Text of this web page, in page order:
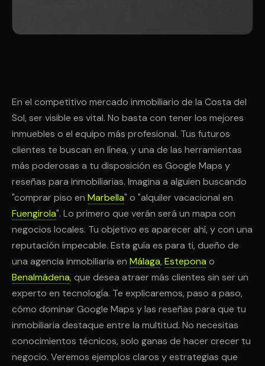
En el competitivo mercado inmobiliario de la Costa del
Sol, ser visible es vital. No basta con tener los mejores
inmuebles o el equipo más profesional. Tus futuros
clientes te buscan en línea, y una de las herramientas
más poderosas a tu disposición es Google Maps y
reseñas para inmobiliarias. Imagina a alguien buscando
"comprar piso en Marbella" o "alquiler vacacional en
Fuengirola". Lo primero que verán será un mapa con
negocios locales. Tu objetivo es aparecer ahí, y con una
reputación impecable. Esta guía es para ti, dueño de
una agencia inmobiliaria en Málaga, Estepona o
Benalmádena, que desea atraer más clientes sin ser un
experto en tecnología. Te explicaremos, paso a paso,
cómo dominar Google Maps y las reseñas para que tu
inmobiliaria destaque entre la multitud. No necesitas
conocimientos técnicos, solo ganas de hacer crecer tu
negocio. Veremos ejemplos claros y estrategias que